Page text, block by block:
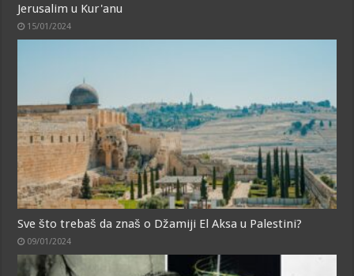
Jerusalim u Kur'anu
15/01/2024
Sve što trebaš da znaš o Džamiji El Aksa u Palestini?
09/01/2024